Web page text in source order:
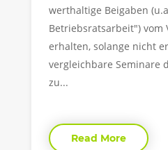
werthaltige Beigaben
Betriebsratsarbeit") vom
erhalten, solange nicht
vergleichbare Seminare
zu...
Read More